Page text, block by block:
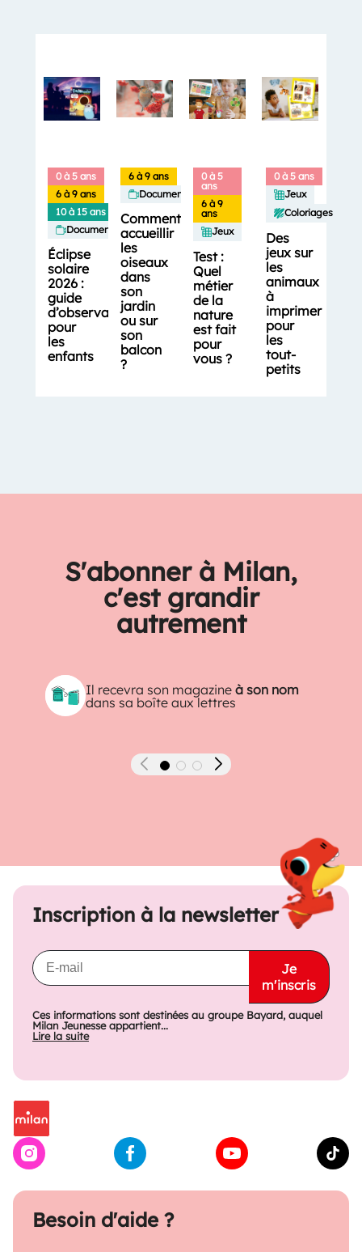
0 à 5 ans
6 à 9 ans
10 à 15 ans
Documentaires
Éclipse
solaire
2026 :
guide
d’observation
pour
les
enfants
6 à 9 ans
Documentaires
Comment
accueillir
les
oiseaux
dans
son
jardin
ou sur
son
balcon
?
0 à 5
ans
6 à 9
ans
Jeux
Test :
Quel
métier
de la
nature
est fait
pour
vous ?
0 à 5 ans
Jeux
Coloriages
Des
jeux sur
les
animaux
à
imprimer
pour
les
tout-
petits
S'abonner à Milan,
c'est grandir
autrement
Il recevra son magazineà son nom
dans sa boîte aux lettres
Précédent Suivant
Besoin d'aide ?
Inscription à la newsletter
Je
m'inscris
Ces informations sont destinées au groupe Bayard, auquel
Milan Jeunesse appartient...
Lire la suite